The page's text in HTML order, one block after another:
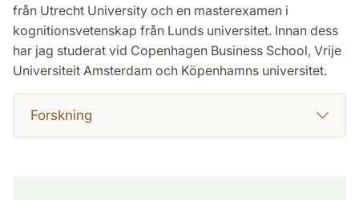
från Utrecht University och en masterexamen i
kognitionsvetenskap från Lunds universitet. Innan dess
har jag studerat vid Copenhagen Business School, Vrije
Universiteit Amsterdam och Köpenhamns universitet.
Forskning